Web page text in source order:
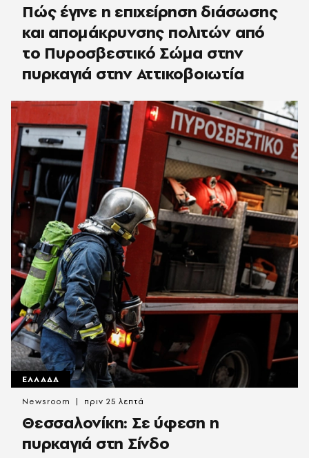
Πώς έγινε η επιχείρηση διάσωσης
και απομάκρυνσης πολιτών από
το Πυροσβεστικό Σώμα στην
πυρκαγιά στην Αττικοβοιωτία
ΕΛΛΑΔΑ
Θεσσαλονίκη: Σε ύφεση η
πυρκαγιά στη Σίνδο
Newsroom πριν 25 λεπτά